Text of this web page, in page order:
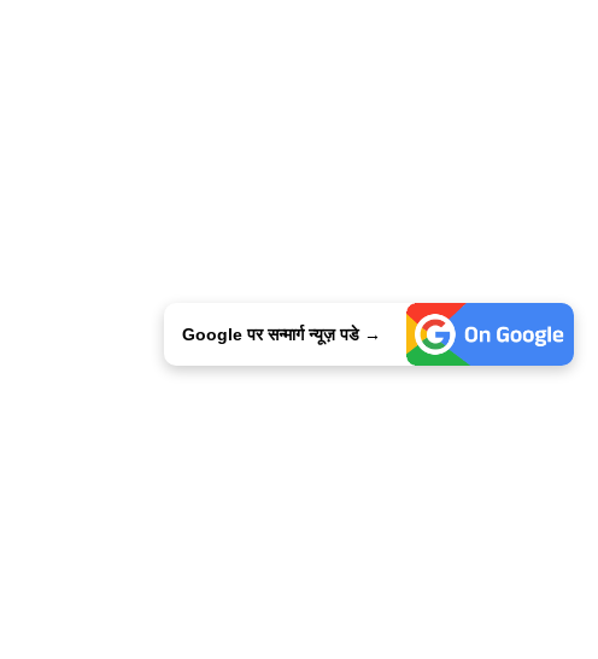
Google पर सन्मार्ग न्यूज़ पडे →